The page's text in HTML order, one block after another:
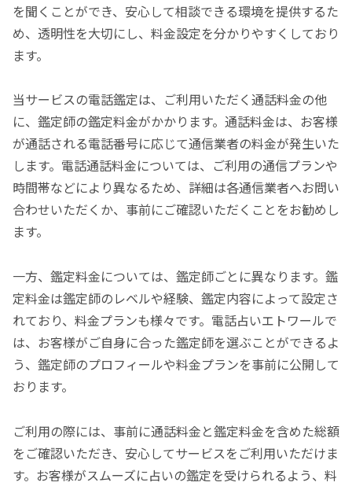
を聞くことができ、安心して相談できる環境を提供するた
め、透明性を大切にし、料金設定を分かりやすくしており
ます。
当サービスの電話鑑定は、ご利用いただく通話料金の他
に、鑑定師の鑑定料金がかかります。通話料金は、お客様
が通話される電話番号に応じて通信業者の料金が発生いた
します。電話通話料金については、ご利用の通信プランや
時間帯などにより異なるため、詳細は各通信業者へお問い
合わせいただくか、事前にご確認いただくことをお勧めし
ます。
一方、鑑定料金については、鑑定師ごとに異なります。鑑
定料金は鑑定師のレベルや経験、鑑定内容によって設定さ
れており、料金プランも様々です。電話占いエトワールで
は、お客様がご自身に合った鑑定師を選ぶことができるよ
う、鑑定師のプロフィールや料金プランを事前に公開して
おります。
ご利用の際には、事前に通話料金と鑑定料金を含めた総額
をご確認いただき、安心してサービスをご利用いただけま
す。お客様がスムーズに占いの鑑定を受けられるよう、料